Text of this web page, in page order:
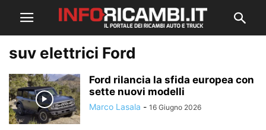
suv elettrici Ford
Ford rilancia la sfida europea con
sette nuovi modelli
Marco Lasala - 16 Giugno 2026